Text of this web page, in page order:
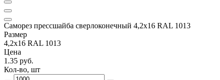
Саморез прессшайба сверлоконечный 4,2х16 RAL 1013
Размер
4,2х16 RAL 1013
Цена
1.35 руб.
Кол-во, шт